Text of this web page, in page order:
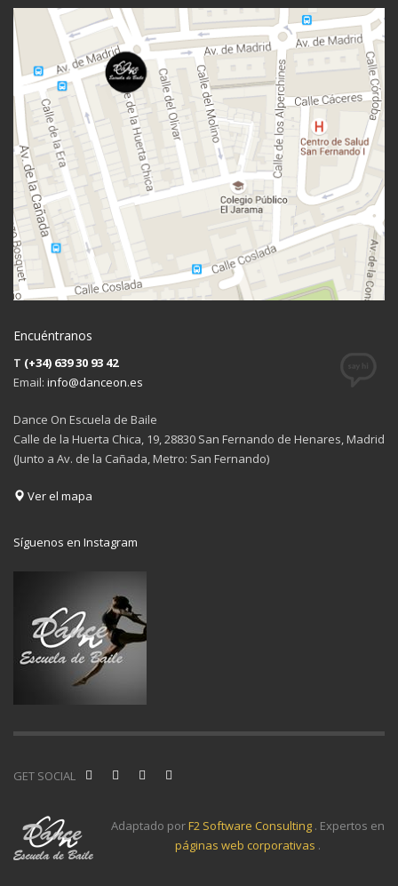
Encuéntranos
T (+34) 639 30 93 42
Email: info@danceon.es
Dance On Escuela de Baile
Calle de la Huerta Chica, 19, 28830 San Fernando de Henares, Madrid
(Junto a Av. de la Cañada, Metro: San Fernando)
Ver el mapa
Síguenos en Instagram
GET SOCIAL
Adaptado porF2 Software Consulting . Expertos en
páginas web corporativas .